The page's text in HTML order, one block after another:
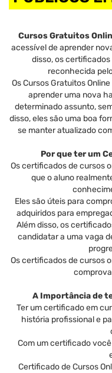
Cursos Gratuitos
acessível de aprender
disso, os
reconhecida
Os Cursos Gratuitos
aprender uma nova
determinado assunto,
disso, eles são uma boa
se manter atualizado
Por que ter um
Os certificados de cursos
que o aluno
Eles são úteis para
adquiridos para
Além disso, os
candidatar a uma vaga
Os certificados de cursos
A Importância de
Ter um certificado em
história profissional e
Com um certificado
Certificado de Cursos